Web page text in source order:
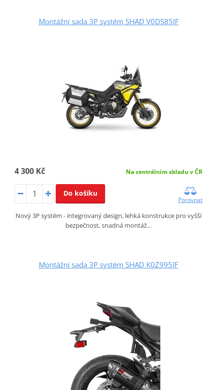
Montážní sada 3P systém SHAD V0DS85IF
4 300 Kč Na centrálním skladu v ČR
Do košíku
Porovnat
Nový 3P systém - integrovaný design, lehká konstrukce pro vyšší
bezpečnost, snadná montáž…
Montážní sada 3P systém SHAD K0Z995IF